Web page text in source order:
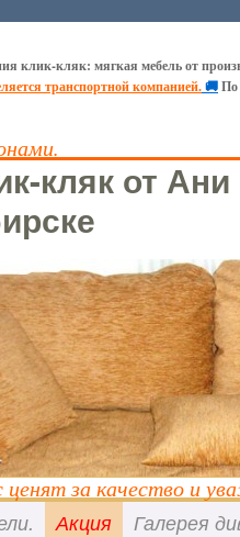
кляк: мягкая мебель от
транспортной компанией.🚚По
кляк от
ценят за качество и
Акция Галерея